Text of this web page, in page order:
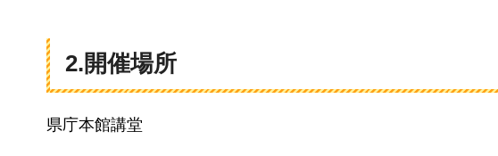
2.開催場所
県庁本館講堂